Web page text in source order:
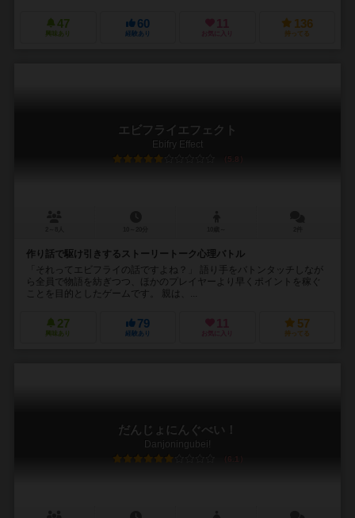
47
興味あり
60
経験あり
11
お気に入り
136
持ってる
エビフライエフェクト
Ebifry Effect
5.8
作り話で駆け引きするストーリートーク心理バトル
「それってエビフライの話ですよね？」 語り手をバトンタッチしなが
ら全員で物語を紡ぎつつ、ほかのプレイヤーより早くポイントを稼ぐ
ことを目的としたゲームです。 親は、...
27
興味あり
79
経験あり
11
お気に入り
57
持ってる
だんじょにんぐべい！
Danjoningubei!
6.1